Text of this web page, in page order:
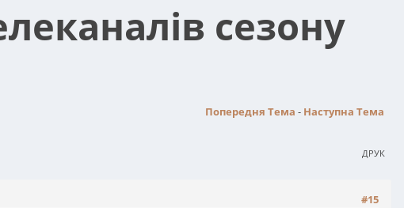
сезону
Попередня Тема - Наступна Тема
ДРУК
#15